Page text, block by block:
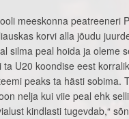
meeskonna peatreeneri
korvi alla jõudu
silma peal hoida ja oleme
ta U20 koondise eest
peaks ta hästi sobima.
nelja kui viie peal ehk
kindlasti tugevdab,“